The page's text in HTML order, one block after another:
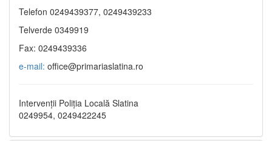
Telefon 0249439377, 0249439233
Telverde 0349919
Fax: 0249439336
e-mail: office@primariaslatina.ro
Intervenții Poliția Locală Slatina
0249954, 0249422245